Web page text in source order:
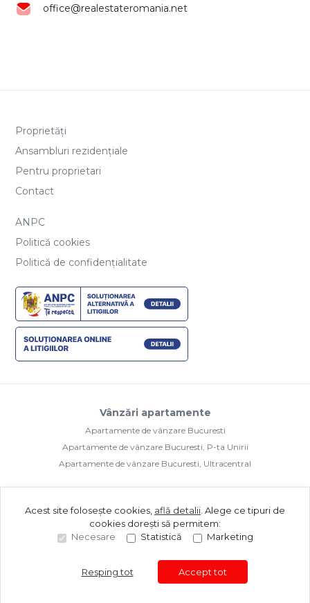
office@realestateromania.net
Proprietăți
Ansambluri rezidențiale
Pentru proprietari
Contact
ANPC
Politică cookies
Politică de confidențialitate
Vânzări apartamente
Apartamente de vânzare Bucuresti
Apartamente de vânzare Bucuresti, P-ta Unirii
Apartamente de vânzare Bucuresti, Ultracentral
© 2026Upside Real Estate Brokers S.R.L.
Site creat în
Acest site folosește cookies, află detalii Alege ce tipuri de
cookies dorești să permitem:
Necesare
Statistică Marketing
Resping tot Accept tot